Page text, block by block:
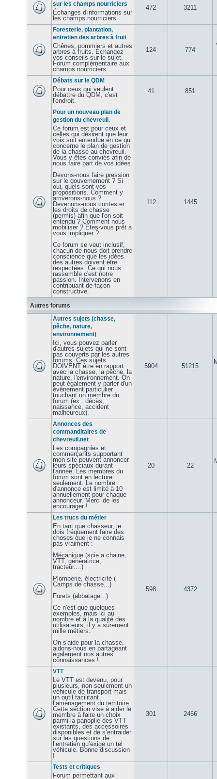
sur les champs nourriciers
Échanges d'informations sur
les champs nourriciers
472 3211
Foresterie, plantation,
entretien des arbres à fruit
Chênes, pommiers et autres
arbres à fruits. Échangez
vos conseils sur le sujet.
Forum complémentaire aux
champs nourriciers.
124 774
Débats sur le QDM
Pour ceux qui veulent
débattre du QDM, c'est
l'endroit.
41 851
Pour un nouveau plan de
gestion du chevreuil.
Ce forum est pour ceux et
celles qui désirent que leur
voix soit entendue en ce qui
concerne le plan de gestion
de la chasse au chevreuil.
Vous y êtes conviés afin de
nous faire part de vos idées.
Devons-nous faire pression
sur le gouvernement ? Si
oui, quels sont vos
propositions. Comment y
arriverons-nous ?
Devenons-nous contester
les droits de chasse
(permis) afin que l'on soit
entendu ? Comment nous
mobiliser ? Etes-vous prêt à
vous impliquer ?
Ce forum se veut inclusif,
chacun de nous doit prendre
conscience que les idées
des autres doivent être
respectées. Ce qui nous
rassemble c'est notre
passion. Intervenons en
contribuant de façon
constructive.
112 1445
Autres forums
Autres sujets (chasse,
pêche, nature,
environnement)
Ici, vous pouvez parler
d'autres sujets qui ne sont
pas couverts par les autres
forums. Ces sujets
DOIVENT être en rapport
avec la chasse, la pêche, la
nature, l'environnement. On
peut également y parler d'un
évênement particulier
touchant un membre du
forum (ex : décès,
naissance, accident
malheureux).
5904 51215
Annonces des
commanditaires de
chevreuil.net
Les compagnies et
commerçants supportant
mon site peuvent annoncer
leurs spéciaux durant
l'année. Les membres du
forum sont en lecture
seulement. Le nombre
d'annonce est limité à 10
annuellement pour chaque
annonceur. Merci de les
encourager !
20 22
Les trucs du métier
En tant que chasseur, je
dois fréquement faire des
choses que je ne connais
pas vraiment :
Mécanique (scie a chaine,
VTT, génératrice,
tracteur....)
Plomberie, électricité (
Camps de chasse...)
Forets (abbatage...)
Ce n'est que quelques
exemples, mais ici au
nombre et à la qualité des
utilisateurs, il y a sûrement
mille métiers.
On s'aide pour la chasse,
aidons-nous en partageant
également nos autres
connaissances !
598 4372
VTT
Le VTT est devenu, pour
plusieurs, non seulement un
véhicule de transport mais
un outil facilitant
l’aménagement du territoire.
Cette section vise à aider le
membre à faire un choix
parmi la panoplie des VTT
existants, des accessoires
disponibles et de s’entraider
sur les questions de
l’entretien qu’exige un tel
véhicule. Bonne discussion
!
301 2466
Tests et critiques
Forum permettant aux